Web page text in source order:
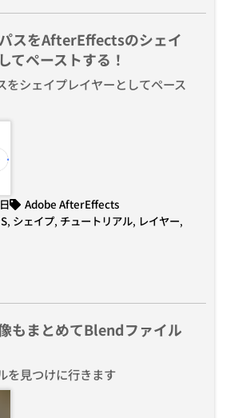
スをAfterEffectsのシェイ
てペーストする！
シェイプレイヤーとしてペース
Adobe AfterEffects
, シェイプ, チュートリアル, レイヤー,
もまとめてBlendファイル
を見つけに行きます